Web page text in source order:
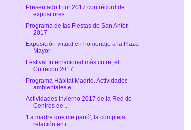
Presentado Fitur 2017 con récord de
expositores
Programa de las Fiestas de San Antón
2017
Exposición virtual en homenaje a la Plaza
Mayor
Festival Internacional más cutre, el
Cutrecon 2017
Programa Hábitat Madrid. Actividades
ambientales e...
Actividades invierno 2017 de la Red de
Centros de ...
'La madre que me parió', la compleja
relación entr...